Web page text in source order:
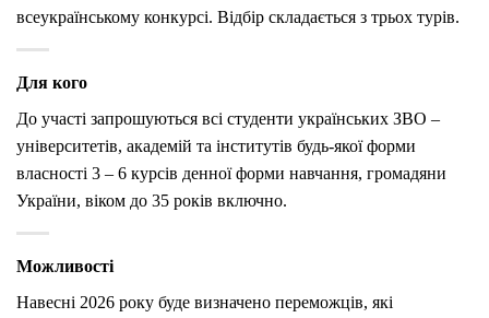
всеукраїнському конкурсі. Відбір складається з трьох турів.
Для кого
До участі запрошуються всі студенти українських ЗВО –
університетів, академій та інститутів будь-якої форми
власності 3 – 6 курсів денної форми навчання, громадяни
України, віком до 35 років включно.
Можливості
Навесні 2026 року буде визначено переможців, які